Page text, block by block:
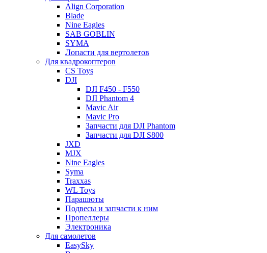
Align Corporation
Blade
Nine Eagles
SAB GOBLIN
SYMA
Лопасти для вертолетов
Для квадрокоптеров
CS Toys
DJI
DJI F450 - F550
DJI Phantom 4
Mavic Air
Mavic Pro
Запчасти для DJI Phantom
Запчасти для DJI S800
JXD
MJX
Nine Eagles
Syma
Traxxas
WL Toys
Парашюты
Подвесы и запчасти к ним
Пропеллеры
Электроника
Для самолетов
EasySky